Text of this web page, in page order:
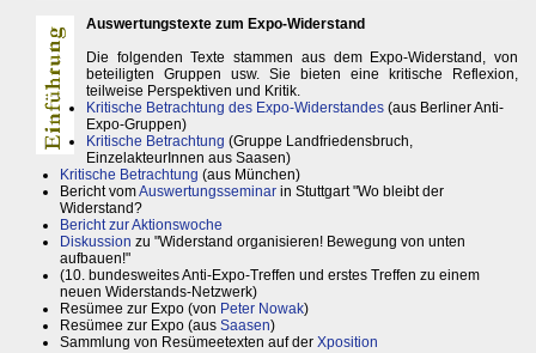
Auswertungstexte zum Expo-Widerstand
Die folgenden Texte stammen aus dem Expo-Widerstand, von
beteiligten Gruppen usw. Sie bieten eine kritische Reflexion,
teilweise Perspektiven und Kritik.
Kritische Betrachtung des Expo-Widerstandes (aus Berliner Anti-
Expo-Gruppen)
Kritische Betrachtung (Gruppe Landfriedensbruch,
EinzelakteurInnen aus Saasen)
Kritische Betrachtung (aus München)
Bericht vomAuswertungsseminar in Stuttgart "Wo bleibt der
Widerstand?
Bericht zur Aktionswoche
Diskussion zu "Widerstand organisieren! Bewegung von unten
aufbauen!"
(10. bundesweites Anti-Expo-Treffen und erstes Treffen zu einem
neuen Widerstands-Netzwerk)
Resümee zur Expo (von Peter Nowak)
Resümee zur Expo (aus Saasen)
Sammlung von Resümeetexten auf der Xposition